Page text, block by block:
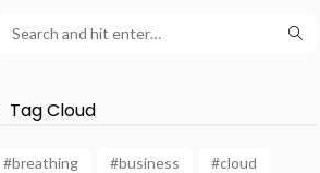
Tag Cloud
#breathing #business
#cloud